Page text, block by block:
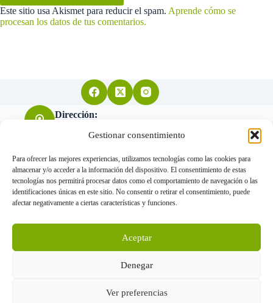
Gestionar consentimiento
Para ofrecer las mejores experiencias, utilizamos tecnologías como las cookies para
almacenar y/o acceder a la información del dispositivo. El consentimiento de estas
tecnologías nos permitirá procesar datos como el comportamiento de navegación o las
identificaciones únicas en este sitio. No consentir o retirar el consentimiento, puede
afectar negativamente a ciertas características y funciones.
Aceptar
Denegar
Ver preferencias
Este sitio usa Akismet para reducir el spam. Aprende cómo se
procesan los datos de tus comentarios.
Dirección:
Teléfono:
655 034 455
Correo electrónico:
www.gorkavillanueva.com © Arquitectos 2026 - Todos los